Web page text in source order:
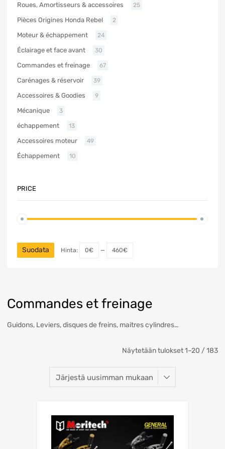
Commandes et freinage
Guidons, Leviers, disques de freins, maitres cylindres…
Näytetään tulokset 1–20 / 183
Roues, Amortisseurs & accessoires 25
Pièces Origines Honda Rebel 2
Moteur & échappement 24
Éclairage et face avant 30
Commandes et freinage 67
Carénages & réservoir 39
Accessoires & Goodies 9
Mécanique 3
échappement 13
Accessoires moteur 49
Échappement 10
PRICE
Suodata Hinta: 0€ — 460€